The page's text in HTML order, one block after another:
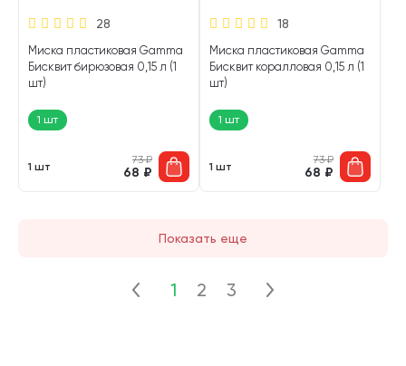
28
Миска пластиковая Gamma
Бисквит бирюзовая 0,15 л (1
шт)
1 шт
1 шт
73₽
68 ₽
18
Миска пластиковая Gamma
Бисквит коралловая 0,15 л (1
шт)
1 шт
1 шт
73₽
68 ₽
Показать еще
1 2 3